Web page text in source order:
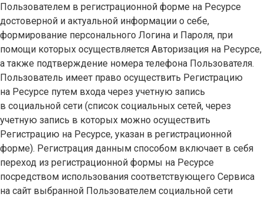
Пользователем в регистрационной форме на Ресурсе
достоверной и актуальной информации о себе,
формирование персонального Логина и Пароля, при
помощи которых осуществляется Авторизация на Ресурсе,
а также подтверждение номера телефона Пользователя.
Пользователь имеет право осуществить Регистрацию
на Ресурсе путем входа через учетную запись
в социальной сети (список социальных сетей, через
учетную запись в которых можно осуществить
Регистрацию на Ресурсе, указан в регистрационной
форме). Регистрация данным способом включает в себя
переход из регистрационной формы на Ресурсе
посредством использования соответствующего Сервиса
на сайт выбранной Пользователем социальной сети